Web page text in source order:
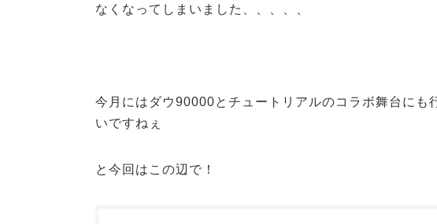
なくなってしまいました、、、、、
今月にはダウ90000とチュートリアルのコラボ舞台にも
いですねぇ
と今回はこの辺で！